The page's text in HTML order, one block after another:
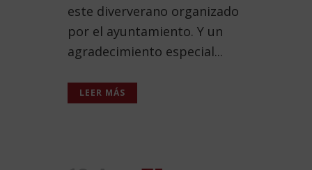
este diververano organizado
por el ayuntamiento. Y un
agradecimiento especial...
LEER MÁS